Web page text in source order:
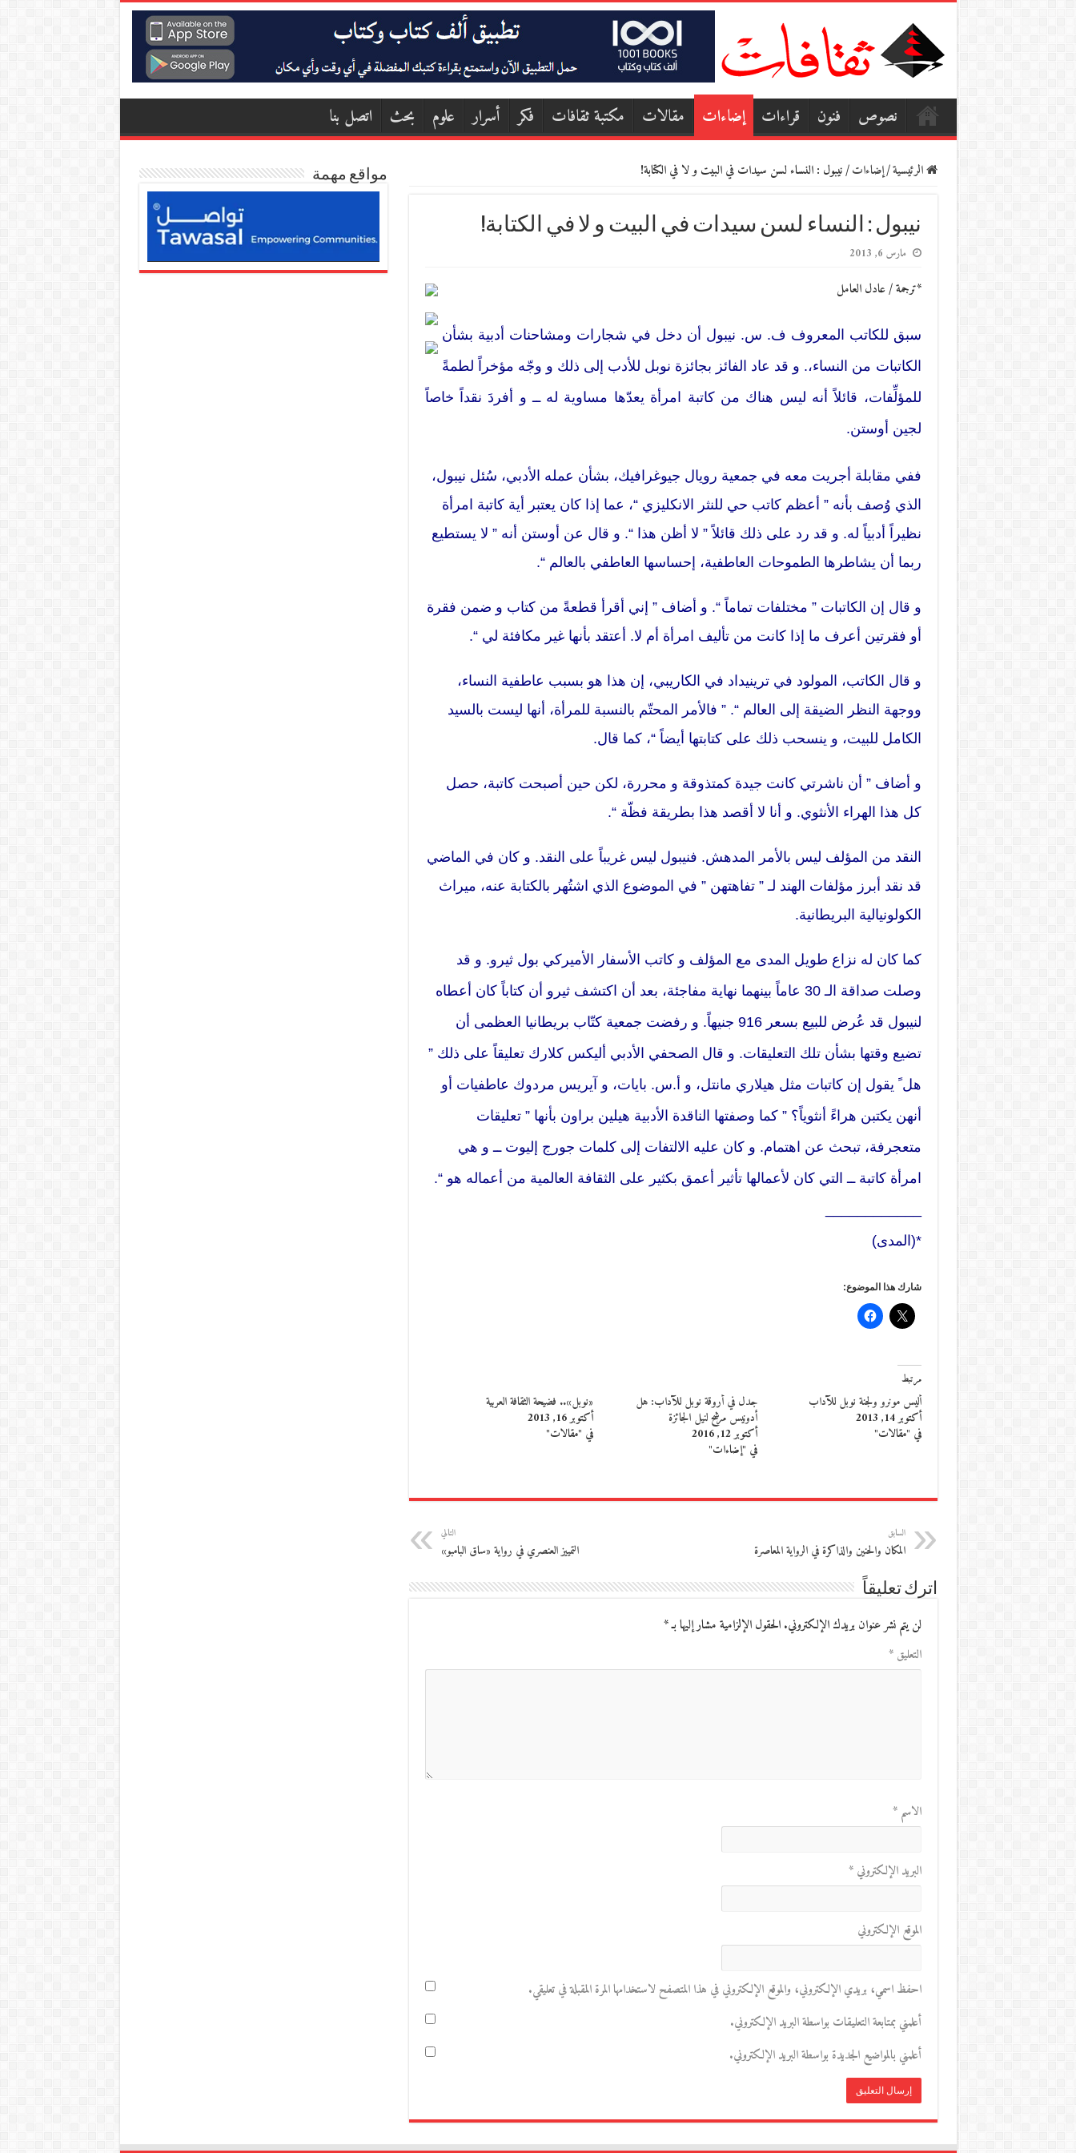
نصوص فنون قراءات إضاءات مقالات مكتبة ثقافات فكر أسرار علوم بحث اتصل بنا
الرئيسية/إضاءات/نيبول : النساء لسن سيدات في البيت و لا في الكتابة!
نيبول : النساء لسن سيدات في البيت و لا في الكتابة!
مارس 6, 2013
*ترجمة / عادل العامل
سبق للكاتب المعروف ف. س. نيبول أن دخل في شجارات ومشاحنات أدبية بشأن
الكاتبات من النساء،. و قد عاد الفائز بجائزة نوبل للأدب إلى ذلك و وجّه مؤخراً لطمةً
للمؤلِّفات، قائلاً أنه ليس هناك من كاتبة امرأة يعدّها مساوية له ــ و أفردَ نقداً خاصاً
لجين أوستن.
ففي مقابلة أجريت معه في جمعية رويال جيوغرافيك، بشأن عمله الأدبي، سُئل نيبول،
الذي وُصف بأنه ” أعظم كاتب حي للنثر الانكليزي “، عما إذا كان يعتبر أية كاتبة امرأة
نظيراً أدبياً له. و قد رد على ذلك قائلاً ” لا أظن هذا “. و قال عن أوستن أنه ” لا يستطيع
ربما أن يشاطرها الطموحات العاطفية، إحساسها العاطفي بالعالم “.
و قال إن الكاتبات ” مختلفات تماماً “. و أضاف ” إني أقرأ قطعةً من كتاب و ضمن فقرة
أو فقرتين أعرف ما إذا كانت من تأليف امرأة أم لا. أعتقد بأنها غير مكافئة لي “.
و قال الكاتب، المولود في ترينيداد في الكاريبي، إن هذا هو بسبب عاطفية النساء،
ووجهة النظر الضيقة إلى العالم “. ” فالأمر المحتّم بالنسبة للمرأة، أنها ليست بالسيد
الكامل للبيت، و ينسحب ذلك على كتابتها أيضاً “، كما قال.
و أضاف ” أن ناشرتي كانت جيدة كمتذوقة و محررة، لكن حين أصبحت كاتبة، حصل
كل هذا الهراء الأنثوي. و أنا لا أقصد هذا بطريقة فظّة “.
النقد من المؤلف ليس بالأمر المدهش. فنيبول ليس غريباً على النقد. و كان في الماضي
قد نقد أبرز مؤلفات الهند لـ ” تفاهتهن ” في الموضوع الذي اشتُهر بالكتابة عنه، ميراث
الكولونيالية البريطانية.
كما كان له نزاع طويل المدى مع المؤلف و كاتب الأسفار الأميركي بول ثيرو. و قد
وصلت صداقة الـ 30 عاماً بينهما نهاية مفاجئة، بعد أن اكتشف ثيرو أن كتاباً كان أعطاه
لنيبول قد عُرض للبيع بسعر 916 جنيهاً. و رفضت جمعية كتّاب بريطانيا العظمى أن
تضيع وقتها بشأن تلك التعليقات. و قال الصحفي الأدبي أليكس كلارك تعليقاً على ذلك ”
هل ً يقول إن كاتبات مثل هيلاري مانتل، و أ.س. بايات، و آيريس مردوك عاطفيات أو
أنهن يكتبن هراءً أنثوياً؟ ” كما وصفتها الناقدة الأدبية هيلين براون بأنها ” تعليقات
متعجرفة، تبحث عن اهتمام. و كان عليه الالتفات إلى كلمات جورج إليوت ــ و هي
امرأة كاتبة ــ التي كان لأعمالها تأثير أعمق بكثير على الثقافة العالمية من أعماله هو “.
*(المدى)
شارك هذا الموضوع:
مرتبط
أليس مونرو ولجنة نوبل للآداب
أكتوبر 14, 2013
في "مقالات"
جدل في أروقة نوبل للآداب: هل
أدونيس مرشح لنيل الجائزة
أكتوبر 12, 2016
في "إضاءات"
«نوبل».. فضيحة الثقافة العربية
أكتوبر 16, 2013
في "مقالات"
السابق
المكان والحنين والذاكرة في الرواية المعاصرة
التالي
التمييز العنصري في رواية «ساق البامبو»
اترك تعليقاً
لن يتم نشر عنوان بريدك الإلكتروني. الحقول الإلزامية مشار إليها بـ*
التعليق*
الاسم*
البريد الإلكتروني*
الموقع الإلكتروني
احفظ اسمي، بريدي الإلكتروني، والموقع الإلكتروني في هذا المتصفح لاستخدامها المرة المقبلة في تعليقي.
أعلمني بمتابعة التعليقات بواسطة البريد الإلكتروني.
أعلمني بالمواضيع الجديدة بواسطة البريد الإلكتروني.
مواقع مهمة